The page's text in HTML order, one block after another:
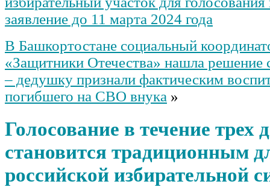
заявление до 11 марта 2024 года
В Башкортостане социальный
«Защитники Отечества» нашла решение
– дедушку признали фактическим
погибшего на СВО внука »
Голосование в течение трех
становится традиционным
российской избирательной